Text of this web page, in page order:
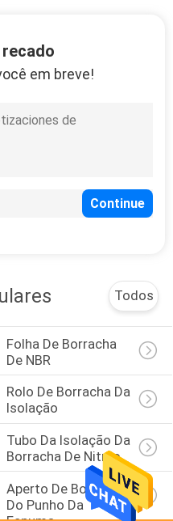
Targets
da ioga
23
recado
em breve!
Todos
Folha De Borracha
De NBR
Rolo De Borracha Da
Isolação
Tubo Da Isolação Da
Borracha De Nitrilo
Aperto De Borracha
Do Punho Da